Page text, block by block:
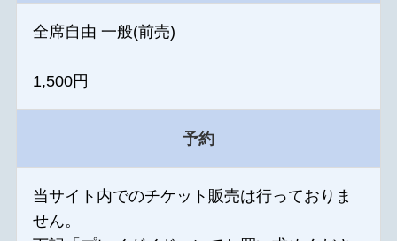
全席自由 一般(前売)
1,500円
予約
当サイト内でのチケット販売は行っておりま
せん。